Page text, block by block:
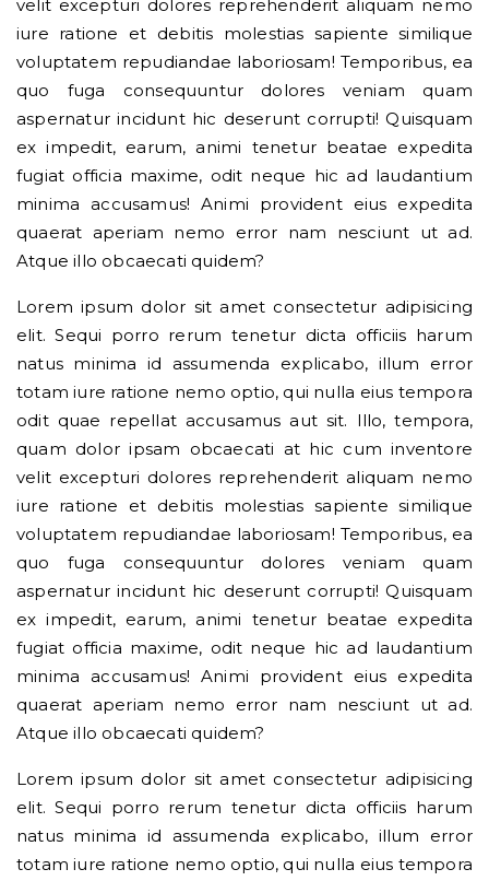
velit excepturi dolores reprehenderit aliquam nemo
iure ratione et debitis molestias sapiente similique
voluptatem repudiandae laboriosam! Temporibus, ea
quo fuga consequuntur dolores veniam quam
aspernatur incidunt hic deserunt corrupti! Quisquam
ex impedit, earum, animi tenetur beatae expedita
fugiat officia maxime, odit neque hic ad laudantium
minima accusamus! Animi provident eius expedita
quaerat aperiam nemo error nam nesciunt ut ad.
Atque illo obcaecati quidem?
Lorem ipsum dolor sit amet consectetur adipisicing
elit. Sequi porro rerum tenetur dicta officiis harum
natus minima id assumenda explicabo, illum error
totam iure ratione nemo optio, qui nulla eius tempora
odit quae repellat accusamus aut sit. Illo, tempora,
quam dolor ipsam obcaecati at hic cum inventore
velit excepturi dolores reprehenderit aliquam nemo
iure ratione et debitis molestias sapiente similique
voluptatem repudiandae laboriosam! Temporibus, ea
quo fuga consequuntur dolores veniam quam
aspernatur incidunt hic deserunt corrupti! Quisquam
ex impedit, earum, animi tenetur beatae expedita
fugiat officia maxime, odit neque hic ad laudantium
minima accusamus! Animi provident eius expedita
quaerat aperiam nemo error nam nesciunt ut ad.
Atque illo obcaecati quidem?
Lorem ipsum dolor sit amet consectetur adipisicing
elit. Sequi porro rerum tenetur dicta officiis harum
natus minima id assumenda explicabo, illum error
totam iure ratione nemo optio, qui nulla eius tempora